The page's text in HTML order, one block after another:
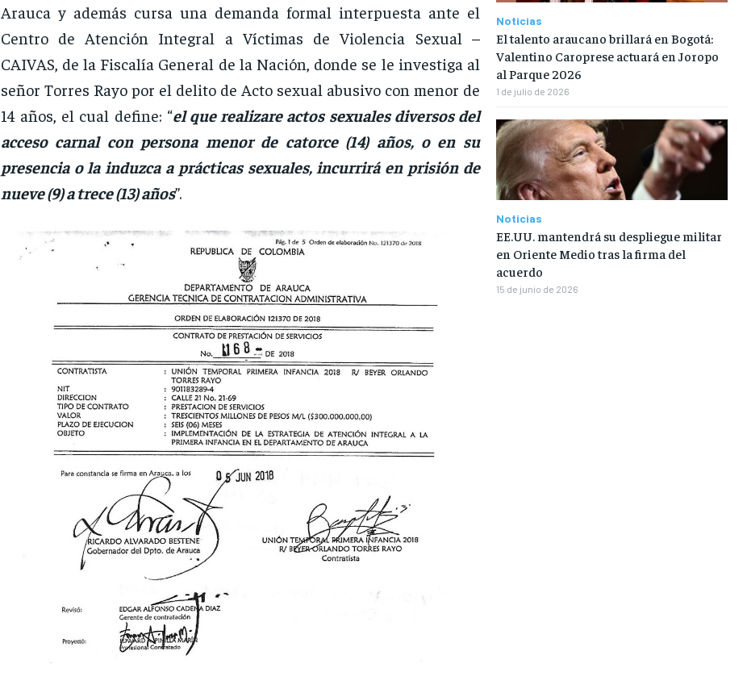
Arauca y además cursa una demanda formal interpuesta ante el
Centro de Atención Integral a Víctimas de Violencia Sexual –
CAIVAS, de la Fiscalía General de la Nación, donde se le investiga al
señor Torres Rayo por el delito de Acto sexual abusivo con menor de
14 años, el cual define: “el que realizare actos sexuales diversos del
acceso carnal con persona menor de catorce (14) años,o en su
presencia o la induzca a prácticas sexuales, incurrirá en prisión de
nueve (9) a trece (13) años”.
Noticias
El talento araucano brillará en Bogotá:
Valentino Caroprese actuará en Joropo
al Parque 2026
1 de julio de 2026
Noticias
EE.UU. mantendrá su despliegue militar
en Oriente Medio tras la firma del
acuerdo
15 de junio de 2026